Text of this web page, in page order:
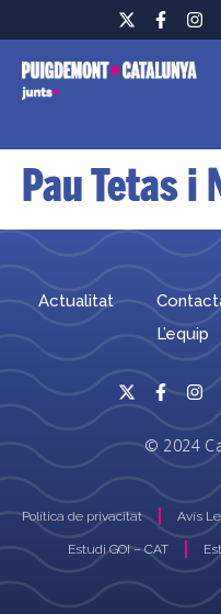
Pau Tetas i
Actualitat
L’equip
© 2024
Política de privacitat Avís
Estudi GOI – CAT